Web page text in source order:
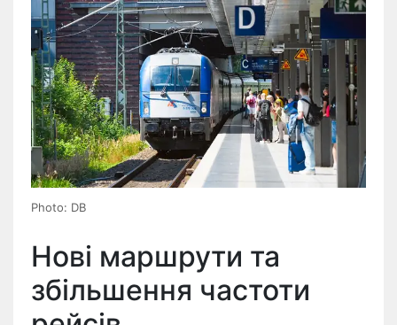
Photo: DB
Нові маршрути та
збільшення частоти